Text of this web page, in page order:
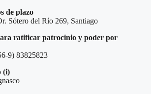
de plazo
Sótero del Río 269, Santiago
ratificar patrocinio y poder por
9) 83825823
(i)